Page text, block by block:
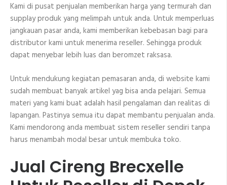
Kami di pusat penjualan memberikan harga yang termurah dan
supplay produk yang melimpah untuk anda. Untuk memperluas
jangkauan pasar anda, kami memberikan kebebasan bagi para
distributor kami untuk menerima reseller. Sehingga produk
dapat menyebar lebih luas dan beromzet raksasa.
Untuk mendukung kegiatan pemasaran anda, di website kami
sudah membuat banyak artikel yag bisa anda pelajari. Semua
materi yang kami buat adalah hasil pengalaman dan realitas di
lapangan. Pastinya semua itu dapat membantu penjualan anda.
Kami mendorong anda membuat sistem reseller sendiri tanpa
harus menambah modal besar untuk membuka toko.
Jual Cireng Brecxelle